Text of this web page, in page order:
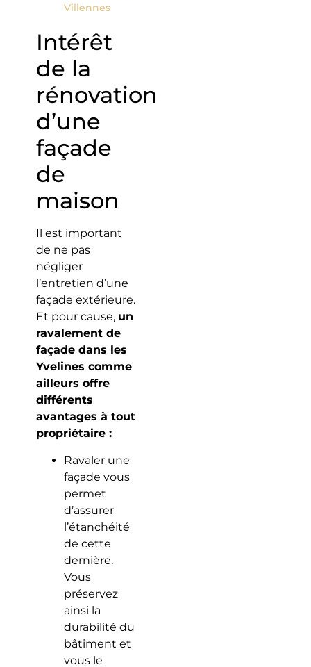
Villennes
Intérêt
de la
rénovation
d’une
façade
de
maison
Il est important
de ne pas
négliger
l’entretien d’une
façade extérieure.
Et pour cause, un
ravalement de
façade dans les
Yvelines comme
ailleurs offre
différents
avantages à tout
propriétaire :
Ravaler une
façade vous
permet
d’assurer
l’étanchéité
de cette
dernière.
Vous
préservez
ainsi la
durabilité du
bâtiment et
vous le